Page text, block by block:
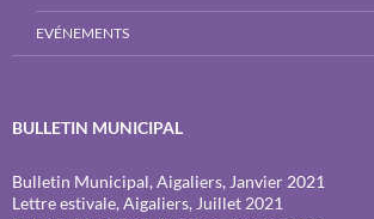
EVÉNEMENTS
BULLETIN MUNICIPAL
Bulletin Municipal, Aigaliers, Janvier 2021
Lettre estivale, Aigaliers, Juillet 2021